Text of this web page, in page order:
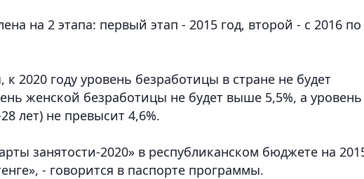
на 2 этапа: первый этап - 2015 год, второй - с 2016 по
2020 году уровень безработицы в стране не будет
женской безработицы не будет выше 5,5%, а уровень
лет) не превысит 4,6%.
занятости-2020» в республиканском бюджете на
- говорится в паспорте программы.